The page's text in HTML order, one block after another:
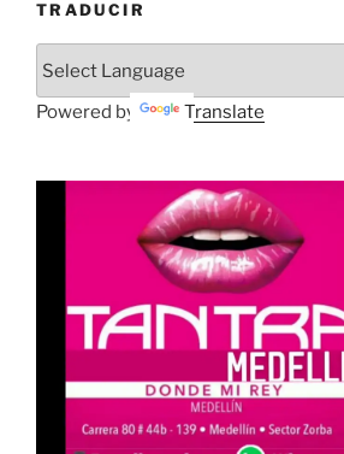
TRADUCIR
Powered by Translate